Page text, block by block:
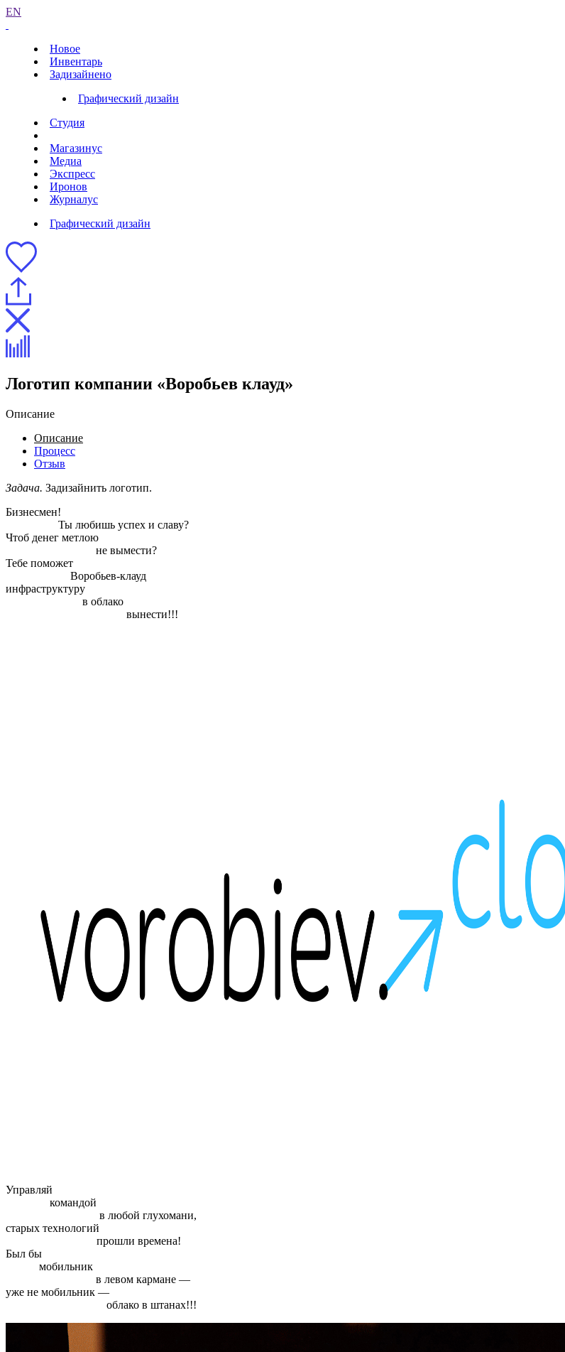
EN
Новое
Инвентарь
Задизайнено
Графический дизайн
Студия
Магазинус
Медиа
Экспресс
Иронов
Журналус
Графический дизайн
Логотип компании «Воробьев клауд»
Описание
Описание
Процесс
Отзыв
Задача. Задизайнить логотип.
Бизнесмен!
Ты любишь успех и славу?
Чтоб денег метлою
не вымести?
Тебе поможет
Воробьев-клауд
инфраструктуру
в облако
вынести!!!
Управляй
командой
в любой глухомани,
старых технологий
прошли времена!
Был бы
мобильник
в левом кармане —
уже не мобильник —
облако в штанах!!!